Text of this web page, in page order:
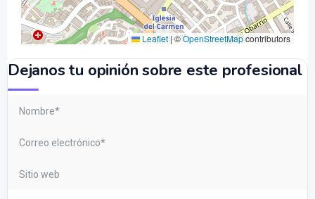
Leaflet|©OpenStreetMapcontributors
Dejanos tu opinión sobre este profesional